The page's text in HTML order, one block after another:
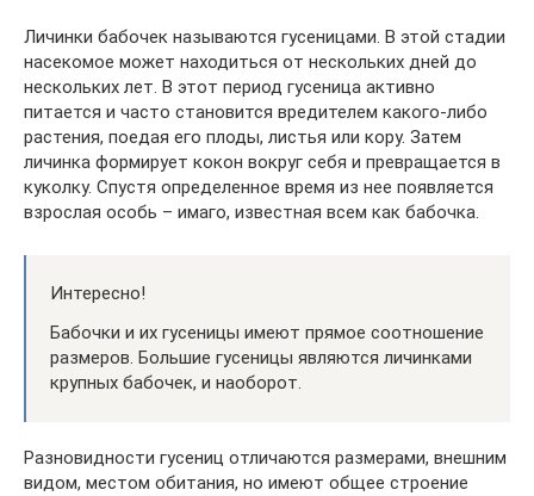
Личинки бабочек называются гусеницами. В этой стадии
насекомое может находиться от нескольких дней до
нескольких лет. В этот период гусеница активно
питается и часто становится вредителем какого-либо
растения, поедая его плоды, листья или кору. Затем
личинка формирует кокон вокруг себя и превращается в
куколку. Спустя определенное время из нее появляется
взрослая особь – имаго, известная всем как бабочка.
Интересно!
Бабочки и их гусеницы имеют прямое соотношение
размеров. Большие гусеницы являются личинками
крупных бабочек, и наоборот.
Разновидности гусениц отличаются размерами, внешним
видом, местом обитания, но имеют общее строение